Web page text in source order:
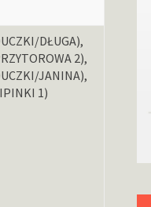
DŁUGA),
2),
JANINA),
1)